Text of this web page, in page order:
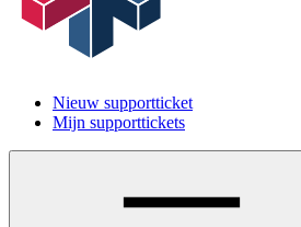
Nieuw supportticket
Mijn supporttickets